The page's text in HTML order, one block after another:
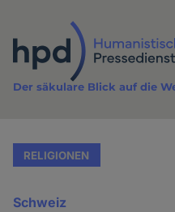
Inhalt
Der säkulare Blick auf die
RELIGIONEN
Schweiz